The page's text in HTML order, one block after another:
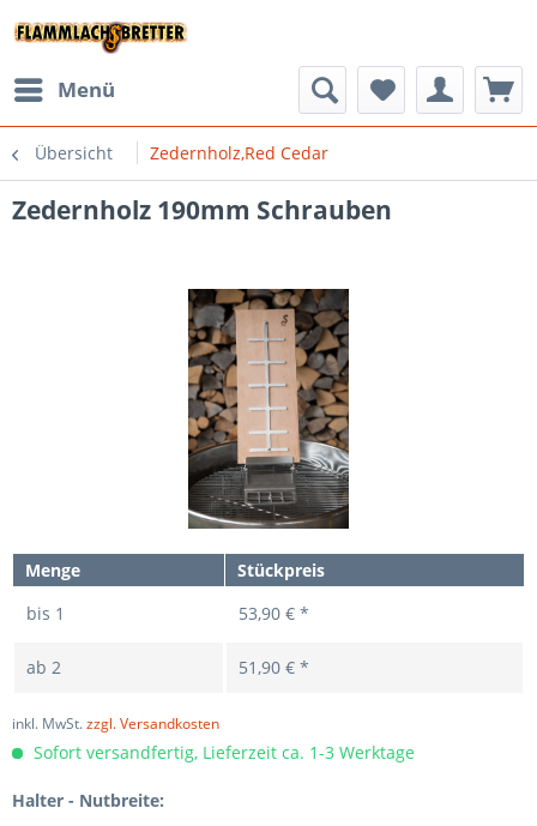
Menü
Übersicht Zedernholz,Red Cedar
Zedernholz 190mm Schrauben
Menge
Stückpreis
bis 1 53,90 € *
ab 2 51,90 € *
inkl. MwSt.zzgl. Versandkosten
Sofort versandfertig, Lieferzeit ca. 1-3 Werktage
Halter - Nutbreite: